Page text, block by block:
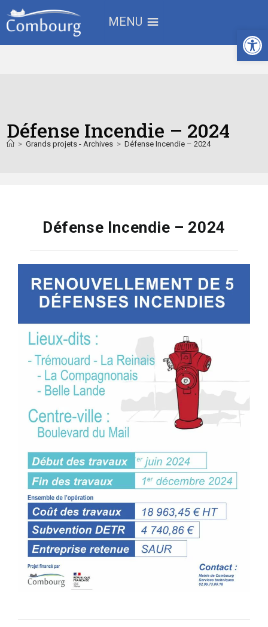
MENU
Défense Incendie – 2024
> Grands projets - Archives > Défense Incendie – 2024
Défense Incendie – 2024